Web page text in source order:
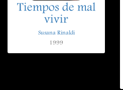
Tiempos de mal
vivir
Susana Rinaldi
1999